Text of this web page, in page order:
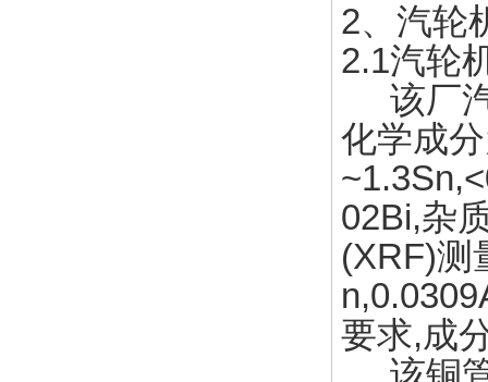
2、汽轮
2.1汽轮
该厂
化学成
02Bi,杂
(XRF)测
要求,成
该铜管